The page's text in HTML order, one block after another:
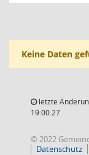
Keine Daten
letzte
19:00:27
© 2022
Datenschutz